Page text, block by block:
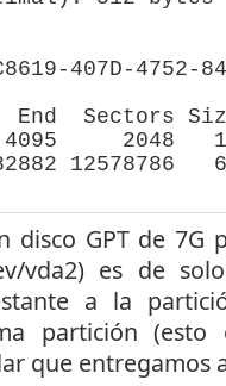
407D-4752-
End  Sectors
2048
12578786
disco GPT de 7G
vda2) es de
a la
partición (esto
que entregamos